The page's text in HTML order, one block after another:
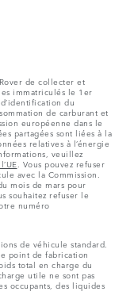
de collecter et
immatriculés le 1er
du
de carburant et
européenne dans le
partagées sont liées à la
relatives à l’énergie
veuillez
. Vous pouvez refuser
avec la Commission.
mois de mars pour
souhaitez refuser le
numéro
de véhicule standard.
point de fabrication
total en charge du
utile ne sont pas
occupants, des liquides